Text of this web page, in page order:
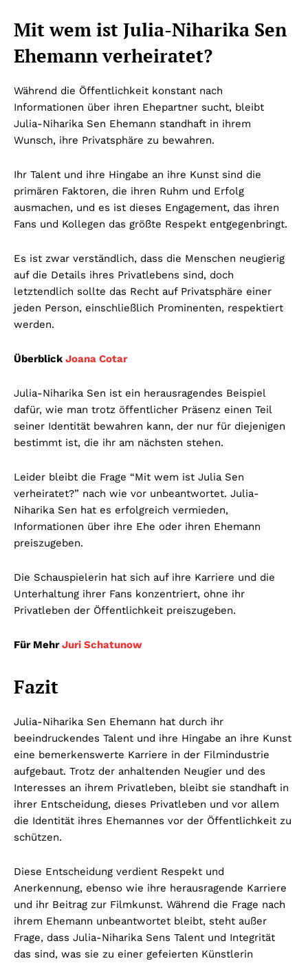
Mit wem ist Julia-Niharika Sen
Ehemann verheiratet?
Während die Öffentlichkeit konstant nach
Informationen über ihren Ehepartner sucht, bleibt
Julia-Niharika Sen Ehemann standhaft in ihrem
Wunsch, ihre Privatsphäre zu bewahren.
Ihr Talent und ihre Hingabe an ihre Kunst sind die
primären Faktoren, die ihren Ruhm und Erfolg
ausmachen, und es ist dieses Engagement, das ihren
Fans und Kollegen das größte Respekt entgegenbringt.
Es ist zwar verständlich, dass die Menschen neugierig
auf die Details ihres Privatlebens sind, doch
letztendlich sollte das Recht auf Privatsphäre einer
jeden Person, einschließlich Prominenten, respektiert
werden.
Überblick Joana Cotar
Julia-Niharika Sen ist ein herausragendes Beispiel
dafür, wie man trotz öffentlicher Präsenz einen Teil
seiner Identität bewahren kann, der nur für diejenigen
bestimmt ist, die ihr am nächsten stehen.
Leider bleibt die Frage “Mit wem ist Julia Sen
verheiratet?” nach wie vor unbeantwortet. Julia-
Niharika Sen hat es erfolgreich vermieden,
Informationen über ihre Ehe oder ihren Ehemann
preiszugeben.
Die Schauspielerin hat sich auf ihre Karriere und die
Unterhaltung ihrer Fans konzentriert, ohne ihr
Privatleben der Öffentlichkeit preiszugeben.
Für MehrJuri Schatunow
Fazit
Julia-Niharika Sen Ehemann hat durch ihr
beeindruckendes Talent und ihre Hingabe an ihre Kunst
eine bemerkenswerte Karriere in der Filmindustrie
aufgebaut. Trotz der anhaltenden Neugier und des
Interesses an ihrem Privatleben, bleibt sie standhaft in
ihrer Entscheidung, dieses Privatleben und vor allem
die Identität ihres Ehemannes vor der Öffentlichkeit zu
schützen.
Diese Entscheidung verdient Respekt und
Anerkennung, ebenso wie ihre herausragende Karriere
und ihr Beitrag zur Filmkunst. Während die Frage nach
ihrem Ehemann unbeantwortet bleibt, steht außer
Frage, dass Julia-Niharika Sens Talent und Integrität
das sind, was sie zu einer gefeierten Künstlerin